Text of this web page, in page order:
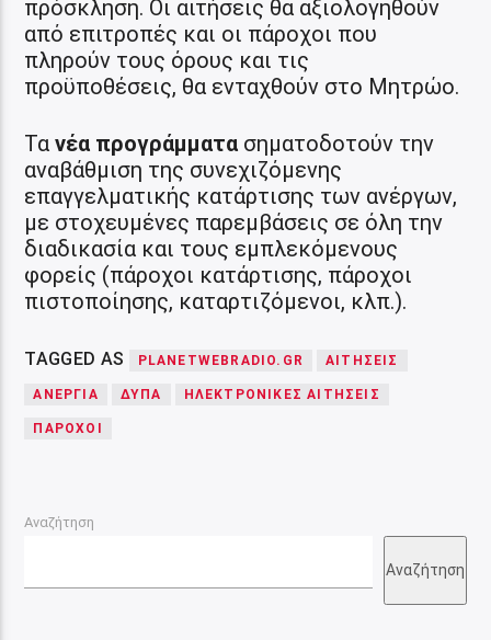
πρόσκληση. Οι αιτήσεις θα αξιολογηθούν
από επιτροπές και οι πάροχοι που
πληρούν τους όρους και τις
προϋποθέσεις, θα ενταχθούν στο Μητρώο.
Τανέα προγράμματα σηματοδοτούν την
αναβάθμιση της συνεχιζόμενης
επαγγελματικής κατάρτισης των ανέργων,
με στοχευμένες παρεμβάσεις σε όλη την
διαδικασία και τους εμπλεκόμενους
φορείς (πάροχοι κατάρτισης, πάροχοι
πιστοποίησης, καταρτιζόμενοι, κλπ.).
TAGGED AS PLANETWEBRADIO.GR ΑΙΤΗΣΕΙΣ
ΑΝΕΡΓΙΑ ΔΥΠΑ ΗΛΕΚΤΡΟΝΙΚΕΣ ΑΙΤΗΣΕΙΣ
ΠΑΡΟΧΟΙ
Αναζήτηση
Αναζήτηση